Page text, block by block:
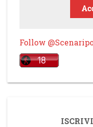
Follow